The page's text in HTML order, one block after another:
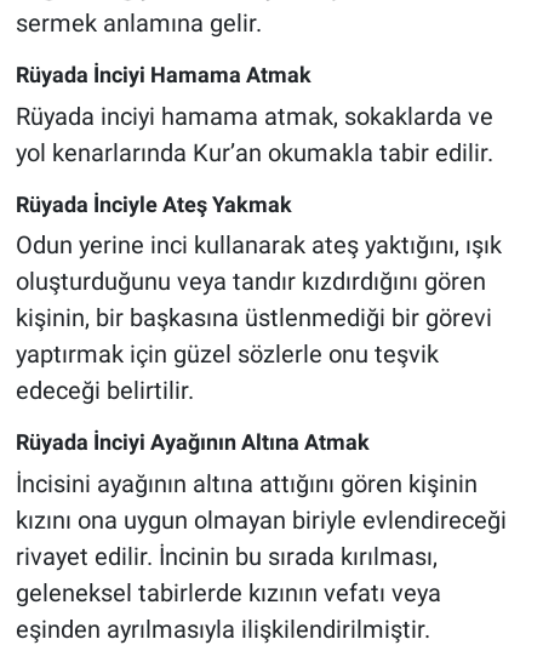
sermek anlamına gelir.
Rüyada İnciyi Hamama Atmak
Rüyada inciyi hamama atmak, sokaklarda ve
yol kenarlarında Kur’an okumakla tabir edilir.
Rüyada İnciyle Ateş Yakmak
Odun yerine inci kullanarak ateş yaktığını, ışık
oluşturduğunu veya tandır kızdırdığını gören
kişinin, bir başkasına üstlenmediği bir görevi
yaptırmak için güzel sözlerle onu teşvik
edeceği belirtilir.
Rüyada İnciyi Ayağının Altına Atmak
İncisini ayağının altına attığını gören kişinin
kızını ona uygun olmayan biriyle evlendireceği
rivayet edilir. İncinin bu sırada kırılması,
geleneksel tabirlerde kızının vefatı veya
eşinden ayrılmasıyla ilişkilendirilmiştir.